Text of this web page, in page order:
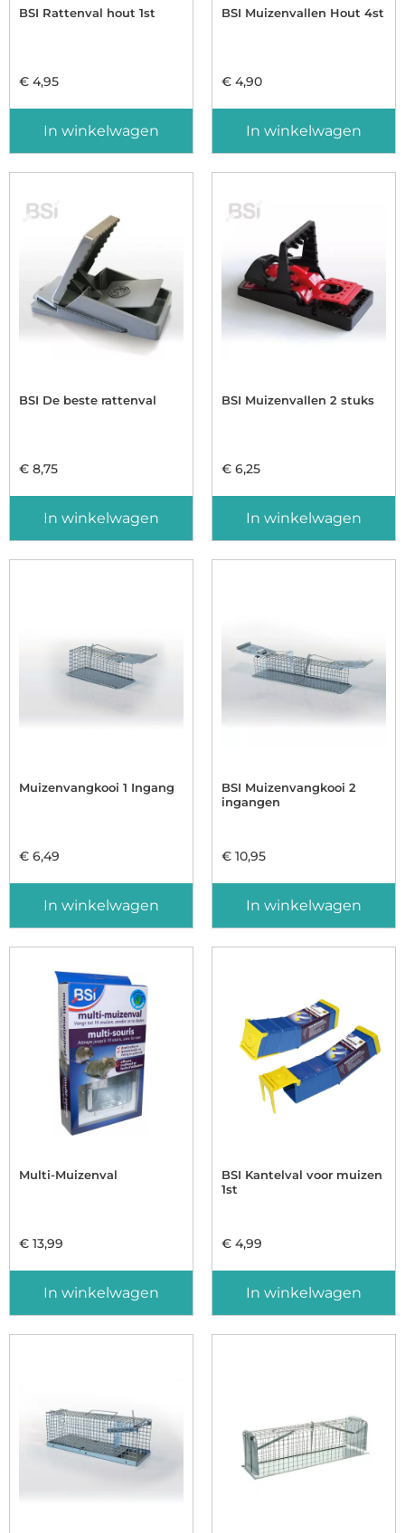
BSI Rattenval hout 1st
€ 4,95
In winkelwagen
BSI Muizenvallen Hout 4st
€ 4,90
In winkelwagen
BSI De beste rattenval
€ 8,75
In winkelwagen
BSI Muizenvallen 2 stuks
€ 6,25
In winkelwagen
Muizenvangkooi 1 Ingang
€ 6,49
In winkelwagen
BSI Muizenvangkooi 2
ingangen
€ 10,95
In winkelwagen
Multi-Muizenval
€ 13,99
In winkelwagen
BSI Kantelval voor muizen
1st
€ 4,99
In winkelwagen